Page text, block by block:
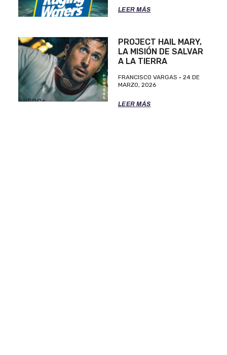
LEER MÁS
PROJECT HAIL MARY,
LA MISIÓN DE SALVAR
A LA TIERRA
FRANCISCO VARGAS
24 DE
MARZO, 2026
LEER MÁS